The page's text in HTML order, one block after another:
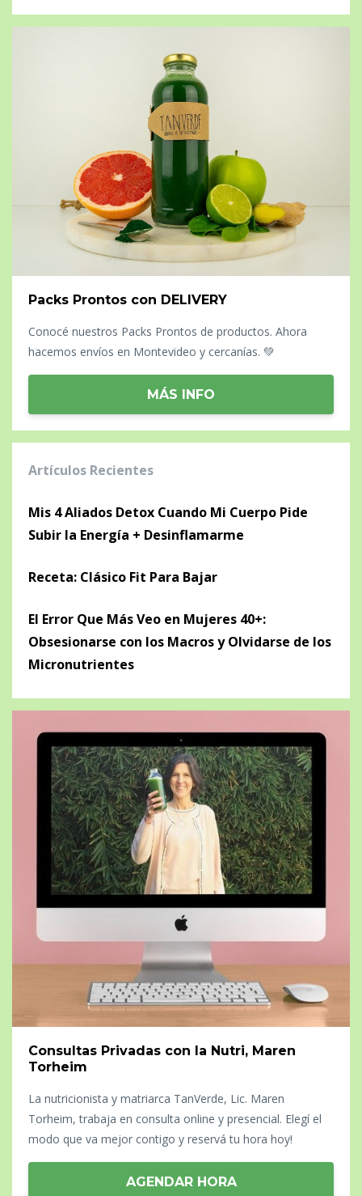
Packs Prontos con DELIVERY
Conocé nuestros Packs Prontos de productos. Ahora
hacemos envíos en Montevideo y cercanías. 💚
MÁS INFO
Artículos Recientes
Mis 4 Aliados Detox Cuando Mi Cuerpo Pide
Subir la Energía + Desinflamarme
Receta: Clásico Fit Para Bajar
El Error Que Más Veo en Mujeres 40+:
Obsesionarse con los Macros y Olvidarse de los
Micronutrientes
Consultas Privadas con la Nutri, Maren
Torheim
La nutricionista y matriarca TanVerde, Lic. Maren
Torheim, trabaja en consulta online y presencial. Elegí el
modo que va mejor contigo y reservá tu hora hoy!
AGENDAR HORA